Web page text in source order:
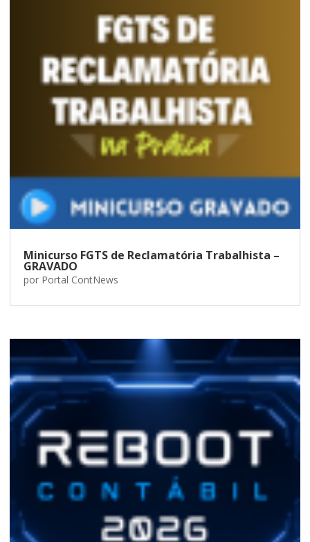
Minicurso FGTS de Reclamatória Trabalhista –
GRAVADO
por Portal ContNews